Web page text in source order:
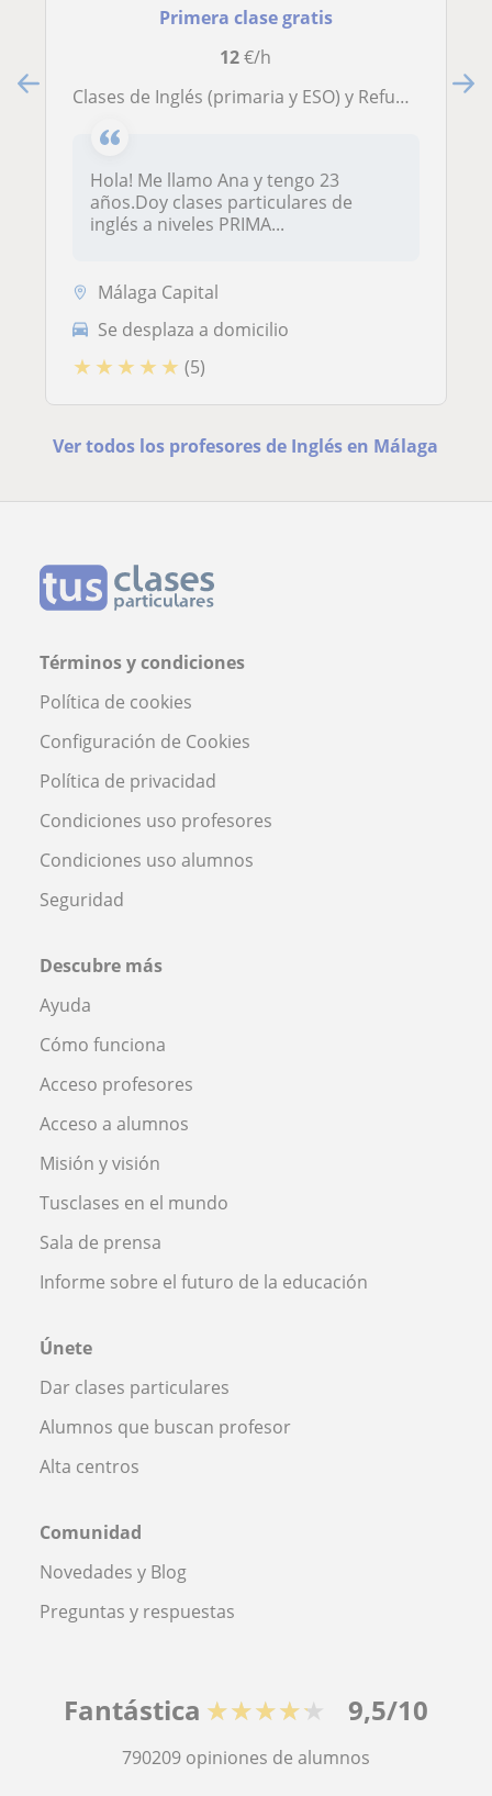
Primera clase gratis
12€/h
Clases de Inglés (primaria y ESO) y Refuerzo (Primaria)
Hola! Me llamo Ana y tengo 23
años.Doy clases particulares de
inglés a niveles PRIMA...
Málaga Capital
Se desplaza a domicilio
★ ★ ★ ★ ★ (5)
Ver todos los profesores de Inglés en Málaga
Términos y condiciones
Política de cookies
Configuración de Cookies
Política de privacidad
Condiciones uso profesores
Condiciones uso alumnos
Seguridad
Descubre más
Ayuda
Cómo funciona
Acceso profesores
Acceso a alumnos
Misión y visión
Tusclases en el mundo
Sala de prensa
Informe sobre el futuro de la educación
Únete
Dar clases particulares
Alumnos que buscan profesor
Alta centros
Comunidad
Novedades y Blog
Preguntas y respuestas
Fantástica ★★★★★ 9,5/10
790209 opiniones de alumnos